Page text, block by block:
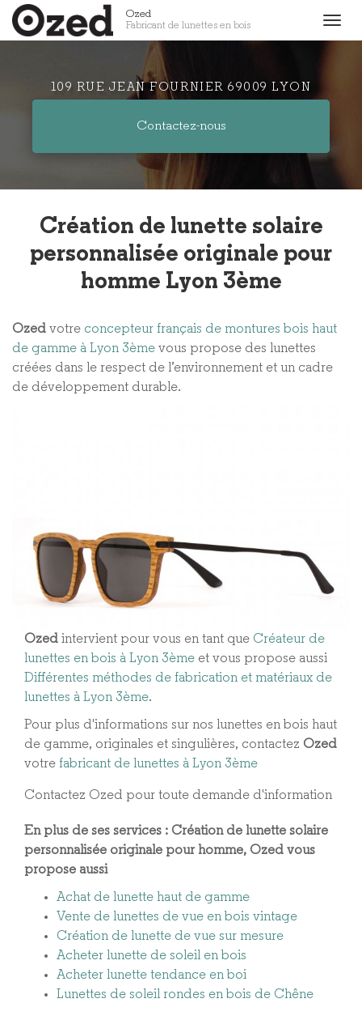
Aller
au
Ozed
Fabricant de lunettes en bois
109 RUE JEAN FOURNIER 69009 LYON
Contactez-nous
Création de lunette solaire
personnalisée originale pour
homme Lyon 3ème
Ozed votre concepteur français de montures bois haut
de gamme à Lyon 3ème vous propose des lunettes
créées dans le respect de l’environnement et un cadre
de développement durable.
Ozed intervient pour vous en tant que Créateur de
lunettes en bois à Lyon 3ème et vous propose aussi
Différentes méthodes de fabrication et matériaux de
lunettes à Lyon 3ème​.
Pour plus d'informations sur nos lunettes en bois haut
de gamme, originales et singulières, contactez Ozed
votre fabricant de lunettes à Lyon 3ème
Contactez Ozed pour toute demande d'information
En plus de ses services : Création de lunette solaire
personnalisée originale pour homme, Ozed vous
propose aussi
Achat de lunette haut de gamme
Vente de lunettes de vue en bois vintage
Création de lunette de vue sur mesure
Acheter lunette de soleil en bois
Acheter lunette tendance en boi
Lunettes de soleil rondes en bois de Chêne